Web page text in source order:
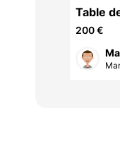
Table
très
200 €